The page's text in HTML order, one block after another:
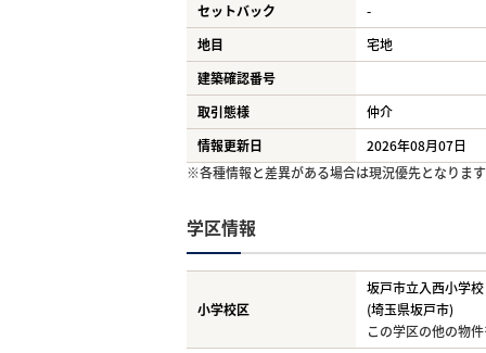
セットバック
-
地目
宅地
建築確認番号
取引態様
仲介
情報更新日
2026年08月07日
※各種情報と差異がある場合は現況優先となります
学区情報
小学校区
坂戸市立入西小学校
(埼玉県坂戸市)
この学区の他の物